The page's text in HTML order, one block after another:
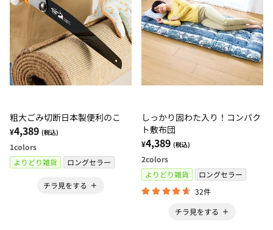
粗大ごみ切断日本製便利のこ
¥4,389 (税込)
1colors
よりどり雑貨
ロングセラー
チラ見をする
しっかり固わた入り！コンパク
ト敷布団
¥4,389 (税込)
2colors
よりどり雑貨
ロングセラー
32件
チラ見をする